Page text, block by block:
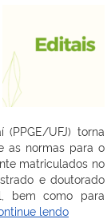
UFJ) torna
as normas para o
matriculados no
e doutorado
bem como para
lendoEdital